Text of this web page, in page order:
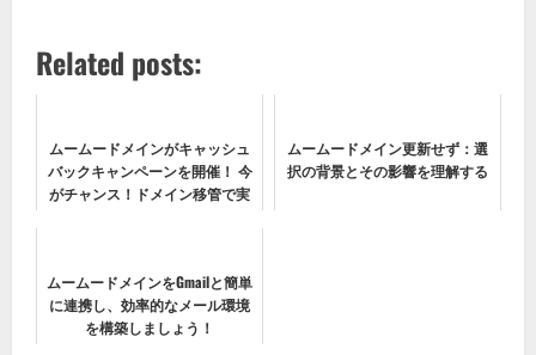
Related posts:
ムームードメインがキャッシュ
バックキャンペーンを開催！ 今
がチャンス！ドメイン移管で実
ムームードメイン更新せず：選
択の背景とその影響を理解する
ムームードメインをGmailと簡単
に連携し、効率的なメール環境
を構築しましょう！